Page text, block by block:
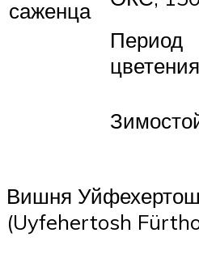
саженца
Период
цветения
Вишня
(Uyfehertosh